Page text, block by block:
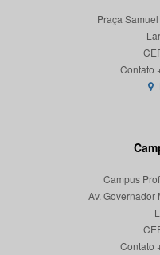
Praça
Campus
Av. Governador